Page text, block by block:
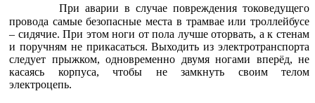
При аварии в случае повреждения токоведущего
провода самые безопасные места в трамвае или троллейбусе
– сидячие. При этом ноги от пола лучше оторвать, а к стенам
и поручням не прикасаться. Выходить из электротранспорта
следует прыжком, одновременно двумя ногами вперёд, не
касаясь корпуса, чтобы не замкнуть своим телом
электроцепь.